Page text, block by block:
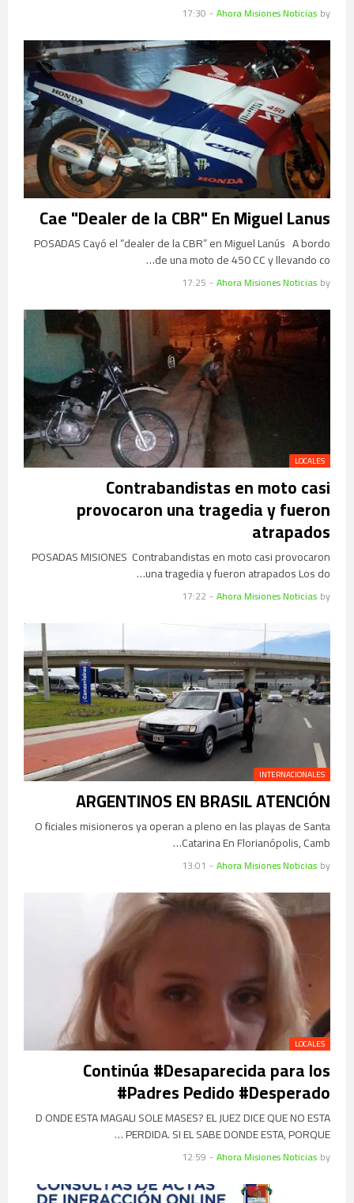
by
Ahora Misiones Noticias
-
17:30
Cae "Dealer de la CBR" En Miguel Lanus
POSADAS Cayó el “dealer de la CBR” en Miguel Lanús A bordo
de una moto de 450 CC y llevando co…
by
Ahora Misiones Noticias
-
17:25
LOCALES
Contrabandistas en moto casi
provocaron una tragedia y fueron
atrapados
POSADAS MISIONES Contrabandistas en moto casi provocaron
una tragedia y fueron atrapados Los do…
by
Ahora Misiones Noticias
-
17:22
INTERNACIONALES
ARGENTINOS EN BRASIL ATENCIÓN
O ficiales misioneros ya operan a pleno en las playas de Santa
Catarina En Florianópolis, Camb…
by
Ahora Misiones Noticias
-
13:01
LOCALES
Continúa #Desaparecida para los
#Padres Pedido #Desperado
D ONDE ESTA MAGALI SOLE MASES? EL JUEZ DICE QUE NO ESTA
PERDIDA. SI EL SABE DONDE ESTA, PORQUE …
by
Ahora Misiones Noticias
-
12:59